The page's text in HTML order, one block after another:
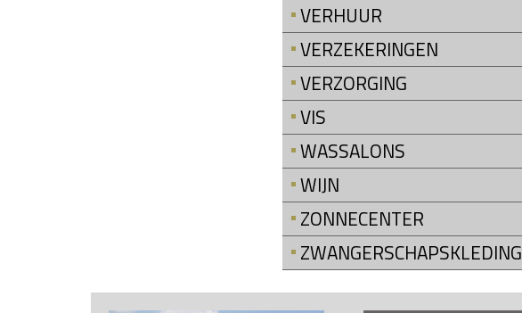
VERHUUR
VERZEKERINGEN
VERZORGING
VIS
WASSALONS
WIJN
ZONNECENTER
ZWANGERSCHAPSKLEDING